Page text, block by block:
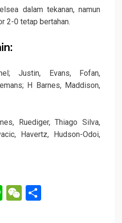
dalam tekanan, namun
2-0 tetap bertahan.
Justin, Evans, Fofan,
H Barnes, Maddison,
Ruediger, Thiago Silva,
Havertz, Hudson-Odoi,
Li
W